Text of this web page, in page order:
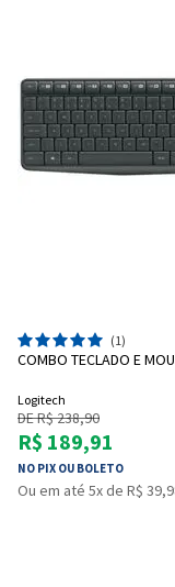
(1)
COMBO TECLADO E
Logitech
DE R$ 238,90
R$ 189,91
NO PIX OU BOLETO
Ou em até 5x de R$